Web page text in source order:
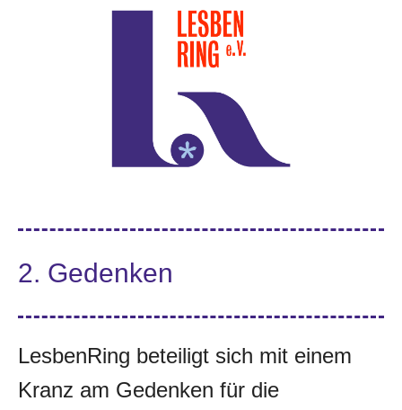
2. Gedenken
LesbenRing beteiligt sich mit einem
Kranz am Gedenken für die